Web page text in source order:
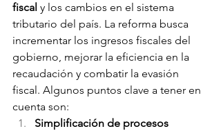
fiscal y los cambios en el sistema
tributario del país. La reforma busca
incrementar los ingresos fiscales del
gobierno, mejorar la eficiencia en la
recaudación y combatir la evasión
fiscal. Algunos puntos clave a tener en
cuenta son:
Simplificación de procesos